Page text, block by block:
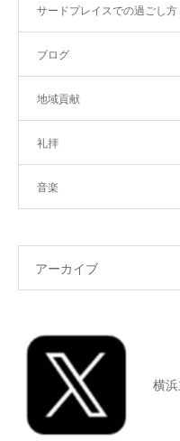
サードプレイスでの過ごし方
ブログ
地域貢献
礼拝
音楽
アーカイブ
横